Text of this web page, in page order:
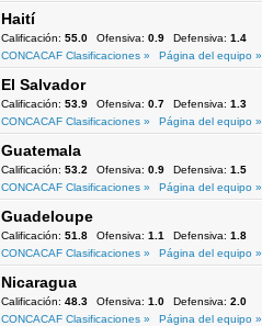
Haití
Calificación: 55.0 Ofensiva: 0.9 Defensiva: 1.4
CONCACAF Clasificaciones »
Página del equipo »
El Salvador
Calificación: 53.9 Ofensiva: 0.7 Defensiva: 1.3
CONCACAF Clasificaciones »
Página del equipo »
Guatemala
Calificación: 53.2 Ofensiva: 0.9 Defensiva: 1.5
CONCACAF Clasificaciones »
Página del equipo »
Guadeloupe
Calificación: 51.8 Ofensiva: 1.1 Defensiva: 1.8
CONCACAF Clasificaciones »
Página del equipo »
Nicaragua
Calificación: 48.3 Ofensiva: 1.0 Defensiva: 2.0
CONCACAF Clasificaciones »
Página del equipo »